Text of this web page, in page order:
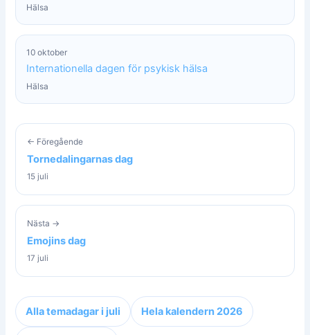
Hälsa
10 oktober
Internationella dagen för psykisk hälsa
Hälsa
← Föregående
Tornedalingarnas dag
15 juli
Nästa →
Emojins dag
17 juli
Alla temadagar i juli Hela kalendern 2026